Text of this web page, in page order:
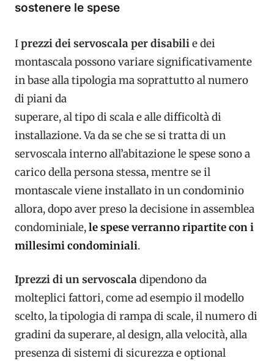
sostenere le spese
Iprezzi dei servoscala per disabilie dei
montascala possono variare significativamente
in base alla tipologia ma soprattutto al numero
di piani da
superare, al tipo di scala e alle difficoltà di
installazione. Va da se che se si tratta di un
servoscala interno all’abitazione le spese sono a
carico della persona stessa, mentre se il
montascale viene installato in un condominio
allora, dopo aver preso la decisione in assemblea
condominiale,le speseverranno ripartite con i
millesimi condominiali.
Iprezzi di un servoscaladipendono da
molteplici fattori, come ad esempio il modello
scelto, la tipologia di rampa di scale, il numero di
gradini da superare, al design, alla velocità, alla
presenza di sistemi di sicurezza e optional